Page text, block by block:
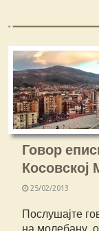
Говор
Косовској
25/02/2013
Послушајте